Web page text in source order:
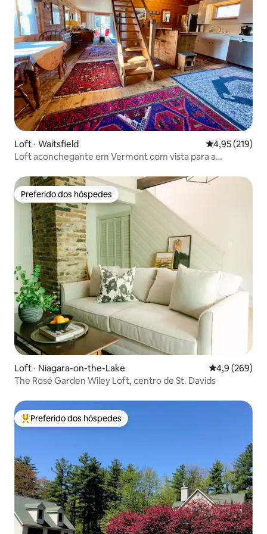
Loft ⋅ Waitsfield 4,95 de uma
4,95 (219)
Loft aconchegante em Vermont com vista para a
Preferido dos hóspedes
Preferido dos hóspedes
Loft ⋅ Niagara-on-the-Lake 4,9 de uma
4,9 (269)
The Rosé Garden Wiley Loft, centro de St. Davids
Entre os melhores preferidos dos hóspedes
Preferido dos hóspedes